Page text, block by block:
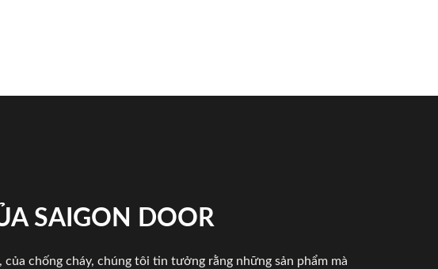
SAIGON DOOR
chống cháy, chúng tôi tin tưởng rằng những sản phẩm mà